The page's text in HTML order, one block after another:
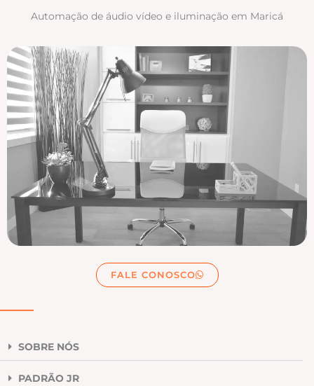
Automação de áudio vídeo e iluminação em Maricá
FALE CONOSCO
SOBRE NÓS
PADRÃO JR